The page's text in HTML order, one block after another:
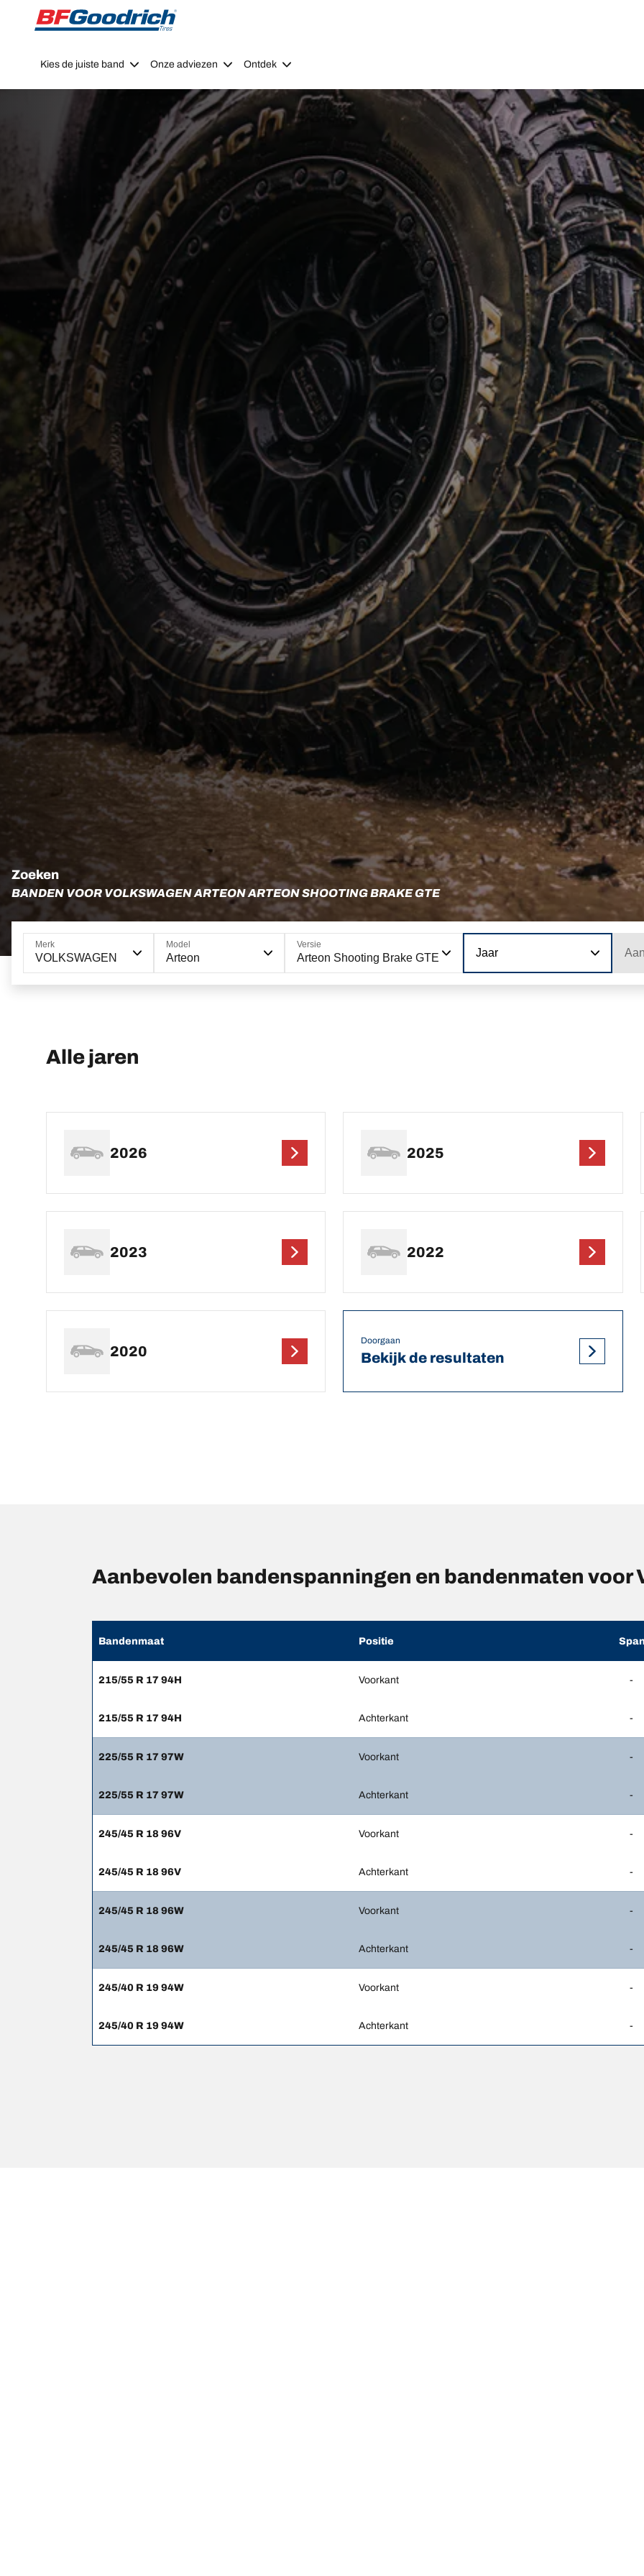
Go to page content Go to page navigation
Kies de juiste band Onze adviezen Ontdek
Zoeken
BANDEN VOOR VOLKSWAGEN ARTEON ARTEON SHOOTING BRAKE GTE
Merk
VOLKSWAGEN
Model
Arteon
Versie
Arteon Shooting Brake GTE Jaar
Alle jaren
2026 2025
2023 2022
2020
Doorgaan
Bekijk de resultaten
Aanbevolen bandenspanningen en bandenmaten voor
Bandenmaat Positie
215/55 R 17 94H Voorkant -
215/55 R 17 94H Achterkant -
225/55 R 17 97W Voorkant -
225/55 R 17 97W Achterkant -
245/45 R 18 96V Voorkant -
245/45 R 18 96V Achterkant -
245/45 R 18 96W Voorkant -
245/45 R 18 96W Achterkant -
245/40 R 19 94W Voorkant -
245/40 R 19 94W Achterkant -